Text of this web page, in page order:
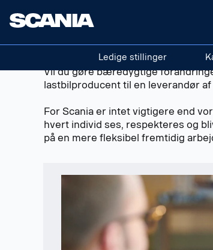
Ledige stillinger
Vil du gøre bæredygtige
lastbilproducent til en leverandør
For Scania er intet vigtigere end
hvert individ ses, respekteres og
på en mere fleksibel fremtidig